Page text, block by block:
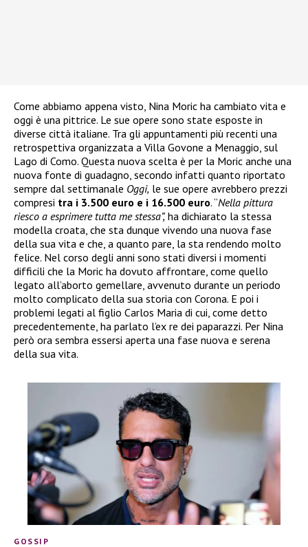
Come abbiamo appena visto, Nina Moric ha cambiato vita e
oggi è una pittrice. Le sue opere sono state esposte in
diverse città italiane. Tra gli appuntamenti più recenti una
retrospettiva organizzata a Villa Govone a Menaggio, sul
Lago di Como. Questa nuova scelta è per la Moric anche una
nuova fonte di guadagno, secondo infatti quanto riportato
sempre dal settimanale Oggi, le sue opere avrebbero prezzi
compresi tra i 3.500 euro e i 16.500 euro. “Nella pittura
riesco a esprimere tutta me stessa”, ha dichiarato la stessa
modella croata, che sta dunque vivendo una nuova fase
della sua vita e che, a quanto pare, la sta rendendo molto
felice. Nel corso degli anni sono stati diversi i momenti
difficili che la Moric ha dovuto affrontare, come quello
legato all’aborto gemellare, avvenuto durante un periodo
molto complicato della sua storia con Corona. E poi i
problemi legati al figlio Carlos Maria di cui, come detto
precedentemente, ha parlato l’ex re dei paparazzi. Per Nina
però ora sembra essersi aperta una fase nuova e serena
della sua vita.
GOSSIP